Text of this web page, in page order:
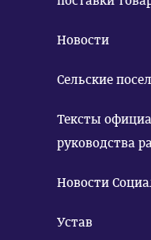
Новости
Сельские
Тексты
руководства
Новости
Устав